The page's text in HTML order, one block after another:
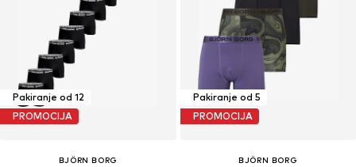
Pakiranje od 12
PROMOCIJA
BJÖRN BORG
Pakiranje od 5
PROMOCIJA
BJÖRN BORG